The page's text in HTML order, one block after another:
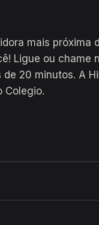
mais próxima
Ligue ou chame
20 minutos. A
Colegio.